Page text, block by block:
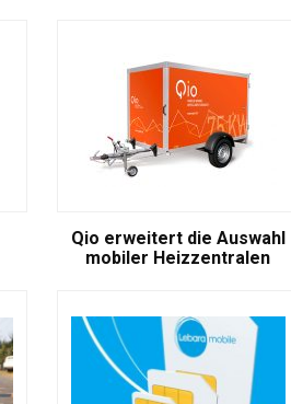
Qio erweitert die Auswahl
mobiler Heizzentralen